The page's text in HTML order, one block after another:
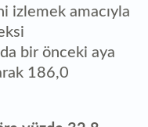
izlemek amacıyla
bir önceki aya
186,0